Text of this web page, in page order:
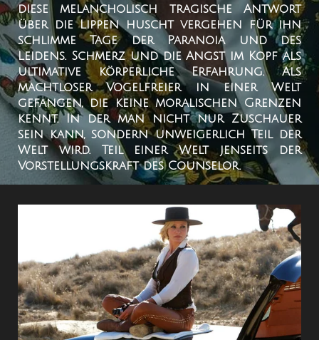
diese melancholisch tragische Antwort
über die Lippen huscht vergehen für ihn
schlimme Tage der Paranoia und des
Leidens. Schmerz und die Angst im Kopf als
ultimative körperliche Erfahrung. Als
machtloser Vogelfreier in einer Welt
gefangen, die keine moralischen Grenzen
kennt. In der man nicht nur Zuschauer
sein kann, sondern unweigerlich Teil der
Welt wird. Teil einer Welt jenseits der
Vorstellungskraft des Counselor.